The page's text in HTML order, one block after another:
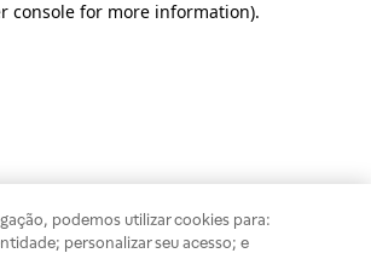
console for more information).
podemos utilizar cookies para:
personalizar seu acesso; e